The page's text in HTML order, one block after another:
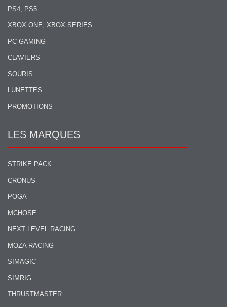
PS4, PS5
XBOX ONE, XBOX SERIES
PC GAMING
CLAVIERS
SOURIS
LUNETTES
PROMOTIONS
LES MARQUES
STRIKE PACK
CRONUS
POGA
MCHOSE
NEXT LEVEL RACING
MOZA RACING
SIMAGIC
SIMRIG
THRUSTMASTER